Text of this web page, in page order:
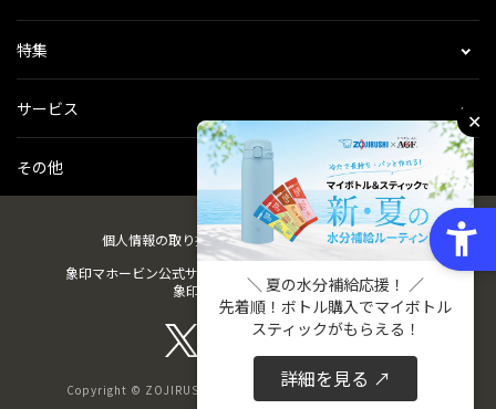
特集
サービス
その他
個人情報の取り扱い会社概要ご利用規約会員規約
象印マホービン公式サイト
象印パーツダイレクト
Copyright © ZOJIRUSHI CORPORATION. All Rights Reserved
✕
＼ 夏の水分補給応援！ ／
先着順！ボトル購入でマイボトル
スティックがもらえる！
詳細を見る ↗